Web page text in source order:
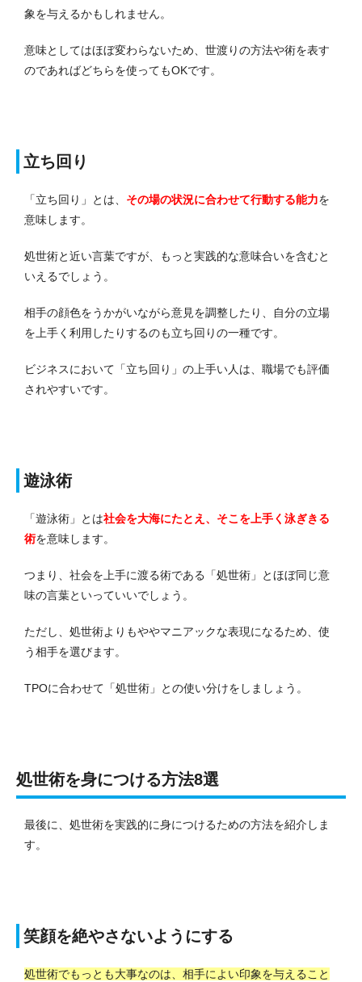
象を与えるかもしれません。
意味としてはほぼ変わらないため、世渡りの方法や術を表す
のであればどちらを使ってもOKです。
立ち回り
「立ち回り」とは、 その場の状況に合わせて行動する能力を
意味します。
処世術と近い言葉ですが、もっと実践的な意味合いを含むと
いえるでしょう。
相手の顔色をうかがいながら意見を調整したり、自分の立場
を上手く利用したりするのも立ち回りの一種です。
ビジネスにおいて「立ち回り」の上手い人は、職場でも評価
されやすいです。
遊泳術
「遊泳術」とは社会を大海にたとえ、そこを上手く泳ぎきる
術を意味します。
つまり、社会を上手に渡る術である「処世術」とほぼ同じ意
味の言葉といっていいでしょう。
ただし、処世術よりもややマニアックな表現になるため、使
う相手を選びます。
TPOに合わせて「処世術」との使い分けをしましょう。
処世術を身につける方法8選
最後に、処世術を実践的に身につけるための方法を紹介しま
す。
笑顔を絶やさないようにする
処世術でもっとも大事なのは、相手によい印象を与えること